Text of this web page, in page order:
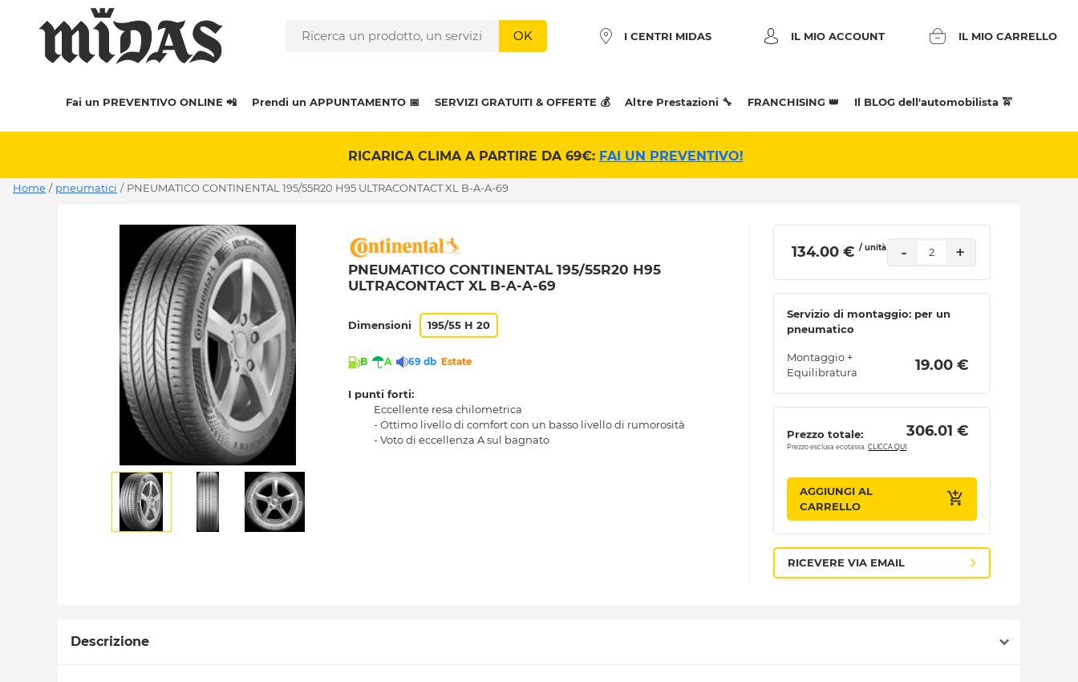
OK I CENTRI MIDAS IL MIO ACCOUNT IL MIO CARRELLO
Fai un PREVENTIVO ONLINE 📲 Prendi un APPUNTAMENTO 📅 SERVIZI GRATUITI & OFFERTE 💰 Altre Prestazioni 🔧 FRANCHISING 👑 Il BLOG dell'automobilista 🚖
RICARICA CLIMA A PARTIRE DA 69€: FAI UN PREVENTIVO!
Home / pneumatici / PNEUMATICO CONTINENTAL 195/55R20 H95 ULTRACONTACT XL B-A-A-69
PNEUMATICO CONTINENTAL 195/55R20 H95
ULTRACONTACT XL B-A-A-69
Dimensioni 195/55 H 20
B A 69 db Estate
I punti forti:
Eccellente resa chilometrica
- Ottimo livello di comfort con un basso livello di rumorosità
- Voto di eccellenza A sul bagnato
134.00 € / unità - 2 +
Servizio di montaggio: per un
pneumatico
Montaggio +
Equilibratura
19.00 €
Prezzo totale: 306.01 €
Prezzo esclusa ecotassa.CLICCA QUI
AGGIUNGI AL
CARRELLO
RICEVERE VIA EMAIL
Descrizione